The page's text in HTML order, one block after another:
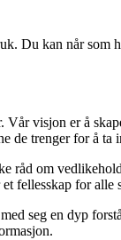
Du kan når
visjon er å
de trenger for å
om
fellesskap for alle
seg en dyp